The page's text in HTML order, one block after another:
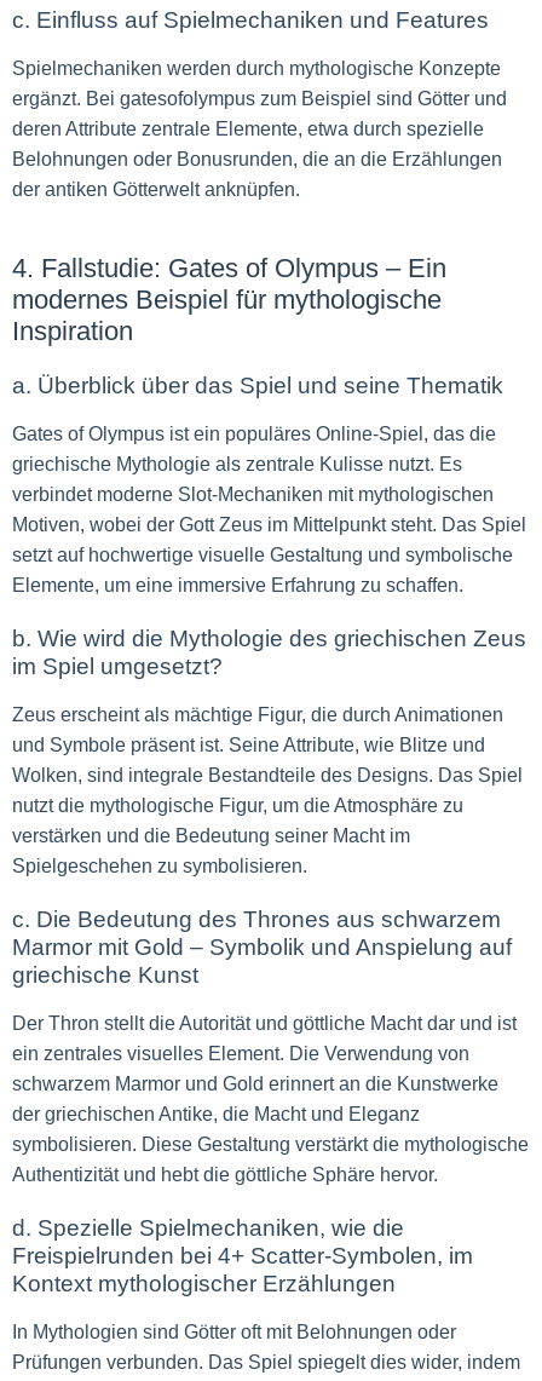
c. Einfluss auf Spielmechaniken und Features
Spielmechaniken werden durch mythologische Konzepte
ergänzt. Bei gatesofolympus zum Beispiel sind Götter und
deren Attribute zentrale Elemente, etwa durch spezielle
Belohnungen oder Bonusrunden, die an die Erzählungen
der antiken Götterwelt anknüpfen.
4. Fallstudie: Gates of Olympus – Ein
modernes Beispiel für mythologische
Inspiration
a. Überblick über das Spiel und seine Thematik
Gates of Olympus ist ein populäres Online-Spiel, das die
griechische Mythologie als zentrale Kulisse nutzt. Es
verbindet moderne Slot-Mechaniken mit mythologischen
Motiven, wobei der Gott Zeus im Mittelpunkt steht. Das Spiel
setzt auf hochwertige visuelle Gestaltung und symbolische
Elemente, um eine immersive Erfahrung zu schaffen.
b. Wie wird die Mythologie des griechischen Zeus
im Spiel umgesetzt?
Zeus erscheint als mächtige Figur, die durch Animationen
und Symbole präsent ist. Seine Attribute, wie Blitze und
Wolken, sind integrale Bestandteile des Designs. Das Spiel
nutzt die mythologische Figur, um die Atmosphäre zu
verstärken und die Bedeutung seiner Macht im
Spielgeschehen zu symbolisieren.
c. Die Bedeutung des Thrones aus schwarzem
Marmor mit Gold – Symbolik und Anspielung auf
griechische Kunst
Der Thron stellt die Autorität und göttliche Macht dar und ist
ein zentrales visuelles Element. Die Verwendung von
schwarzem Marmor und Gold erinnert an die Kunstwerke
der griechischen Antike, die Macht und Eleganz
symbolisieren. Diese Gestaltung verstärkt die mythologische
Authentizität und hebt die göttliche Sphäre hervor.
d. Spezielle Spielmechaniken, wie die
Freispielrunden bei 4+ Scatter-Symbolen, im
Kontext mythologischer Erzählungen
In Mythologien sind Götter oft mit Belohnungen oder
Prüfungen verbunden. Das Spiel spiegelt dies wider, indem